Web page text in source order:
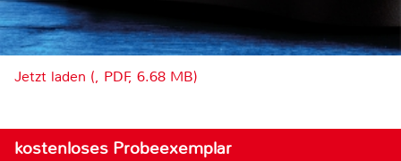
Jetzt laden (, PDF, 6.68 MB)
kostenloses Probeexemplar